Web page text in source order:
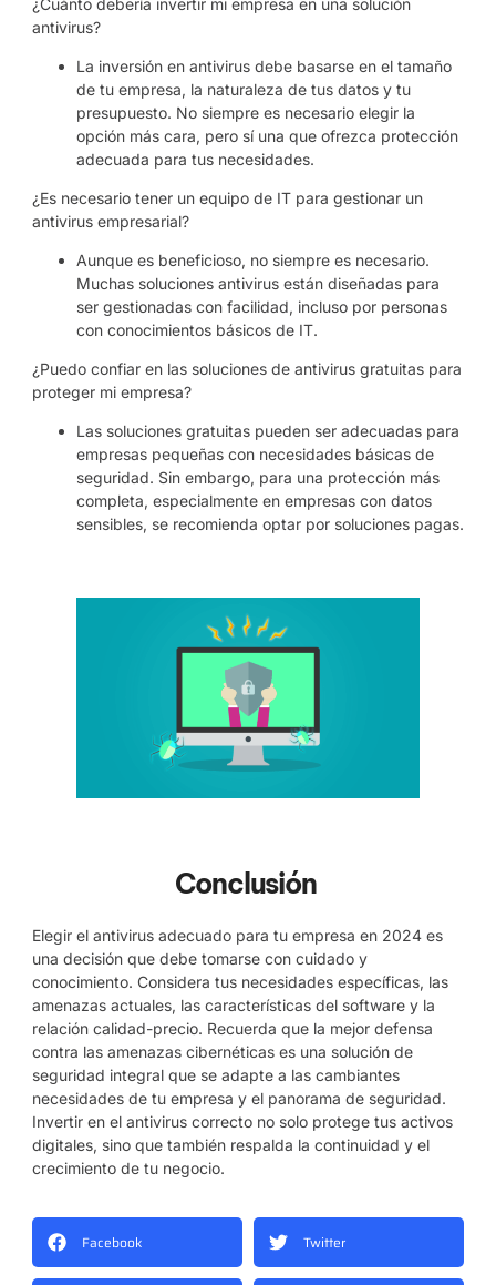
antivirus?
La inversión en antivirus debe basarse en el tamaño
de tu empresa, la naturaleza de tus datos y tu
presupuesto. No siempre es necesario elegir la
opción más cara, pero sí una que ofrezca protección
adecuada para tus necesidades.
¿Es necesario tener un equipo de IT para gestionar un
antivirus empresarial?
Aunque es beneficioso, no siempre es necesario.
Muchas soluciones antivirus están diseñadas para
ser gestionadas con facilidad, incluso por personas
con conocimientos básicos de IT.
¿Puedo confiar en las soluciones de antivirus gratuitas para
proteger mi empresa?
Las soluciones gratuitas pueden ser adecuadas para
empresas pequeñas con necesidades básicas de
seguridad. Sin embargo, para una protección más
completa, especialmente en empresas con datos
sensibles, se recomienda optar por soluciones pagas.
Conclusión
Elegir el antivirus adecuado para tu empresa en 2024 es
una decisión que debe tomarse con cuidado y
conocimiento. Considera tus necesidades específicas, las
amenazas actuales, las características del software y la
relación calidad-precio. Recuerda que la mejor defensa
contra las amenazas cibernéticas es una solución de
seguridad integral que se adapte a las cambiantes
necesidades de tu empresa y el panorama de seguridad.
Invertir en el antivirus correcto no solo protege tus activos
digitales, sino que también respalda la continuidad y el
crecimiento de tu negocio.
Facebook Twitter